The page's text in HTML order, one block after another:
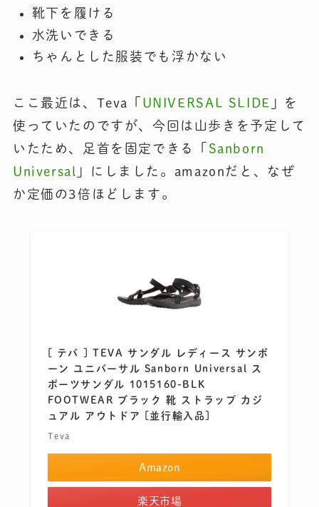
靴下を履ける
水洗いできる
ちゃんとした服装でも浮かない
ここ最近は、Teva「 UNIVERSAL SLIDE 」を
使っていたのですが、今回は山歩きを予定して
いたため、足首を固定できる「 Sanborn
Universal 」にしました。amazonだと、なぜ
か定価の3倍ほどします。
[ テバ ] TEVA サンダル レディース サンボ
ーン ユニバーサル Sanborn Universal ス
ポーツサンダル 1015160-BLK
FOOTWEAR ブラック 靴 ストラップ カジ
ュアル アウトドア [並行輸入品]
Teva
Amazon
楽天市場